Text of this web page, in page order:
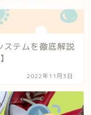
ステムを徹底解説
2022年11月3日